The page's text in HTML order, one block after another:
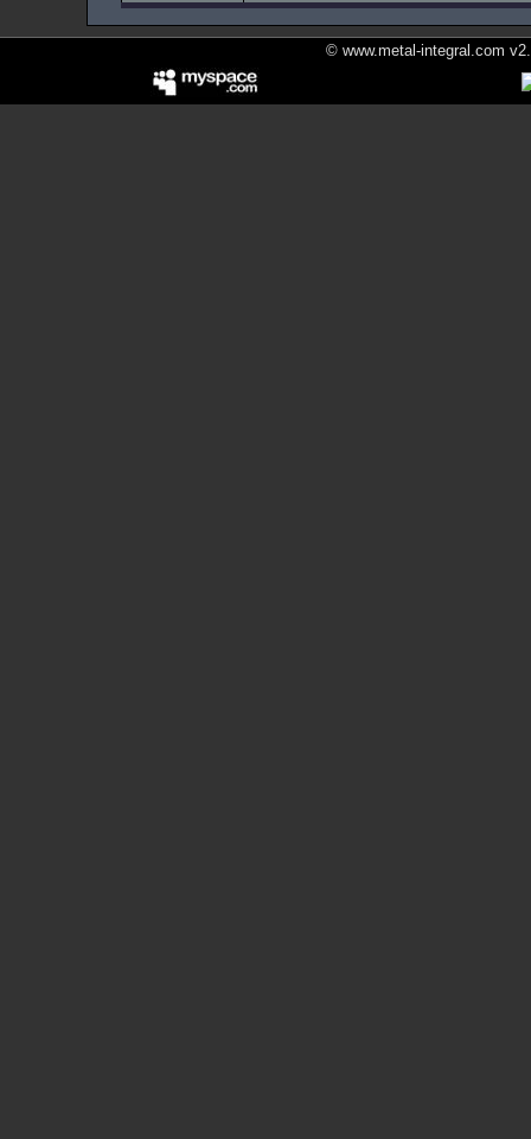
© www.metal-integral.com